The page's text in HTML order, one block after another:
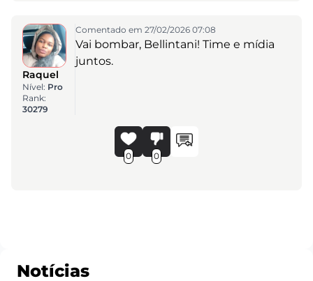
Raquel
Nível: Pro
Rank:
30279
Comentado em 27/02/2026 07:08
Vai bombar, Bellintani! Time e mídia
juntos.
0 0
Notícias